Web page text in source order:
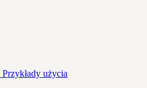
Przykłady użycia